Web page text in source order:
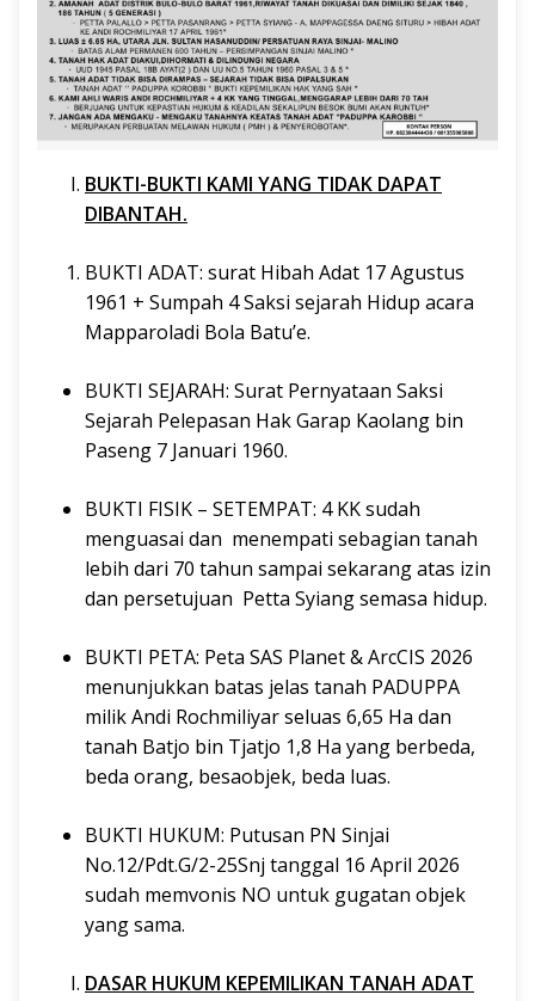
BUKTI-BUKTI KAMI YANG TIDAK DAPAT
DIBANTAH.
BUKTI ADAT: surat Hibah Adat 17 Agustus
1961 + Sumpah 4 Saksi sejarah Hidup acara
Mapparoladi Bola Batu’e.
BUKTI SEJARAH: Surat Pernyataan Saksi
Sejarah Pelepasan Hak Garap Kaolang bin
Paseng 7 Januari 1960.
BUKTI FISIK – SETEMPAT: 4 KK sudah
menguasai dan menempati sebagian tanah
lebih dari 70 tahun sampai sekarang atas izin
dan persetujuan Petta Syiang semasa hidup.
BUKTI PETA: Peta SAS Planet & ArcCIS 2026
menunjukkan batas jelas tanah PADUPPA
milik Andi Rochmiliyar seluas 6,65 Ha dan
tanah Batjo bin Tjatjo 1,8 Ha yang berbeda,
beda orang, besaobjek, beda luas.
BUKTI HUKUM: Putusan PN Sinjai
No.12/Pdt.G/2-25Snj tanggal 16 April 2026
sudah memvonis NO untuk gugatan objek
yang sama.
DASAR HUKUM KEPEMILIKAN TANAH ADAT